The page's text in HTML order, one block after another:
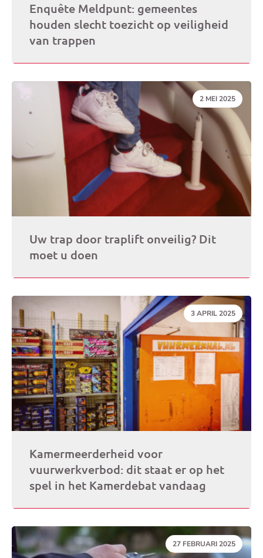
Enquête Meldpunt: gemeentes
houden slecht toezicht op veiligheid
van trappen
DATUM:
2 MEI 2025
Uw trap door traplift onveilig? Dit
moet u doen
DATUM:
3 APRIL 2025
Kamermeerderheid voor
vuurwerkverbod: dit staat er op het
spel in het Kamerdebat vandaag
DATUM:
27 FEBRUARI 2025